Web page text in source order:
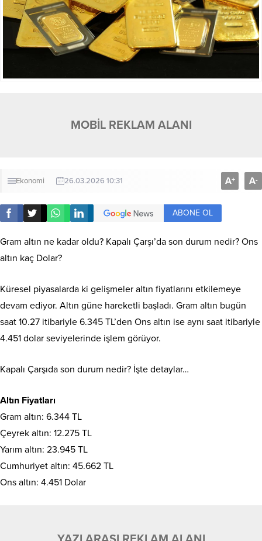
MOBİL REKLAM ALANI
Ekonomi 26.03.2026 10:31 A+ A-
ABONE OL
Gram altın ne kadar oldu? Kapalı Çarşı’da son durum nedir? Ons
altın kaç Dolar?
Küresel piyasalarda ki gelişmeler altın fiyatlarını etkilemeye
devam ediyor. Altın güne hareketli başladı. Gram altın bugün
saat 10.27 itibariyle 6.345 TL’den Ons altın ise aynı saat itibariyle
4.451 dolar seviyelerinde işlem görüyor.
Kapalı Çarşıda son durum nedir? İşte detaylar…
Altın Fiyatları
Gram altın: 6.344 TL
Çeyrek altın: 12.275 TL
Yarım altın: 23.945 TL
Cumhuriyet altın: 45.662 TL
Ons altın: 4.451 Dolar